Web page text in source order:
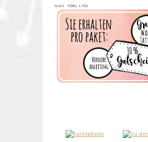
Inkl. 19% USt.
Versandkosten
Produktnummer:pk187-A
Verfügbarkeit:Auf Lager
Lieferzeit: 1-2 Werktage